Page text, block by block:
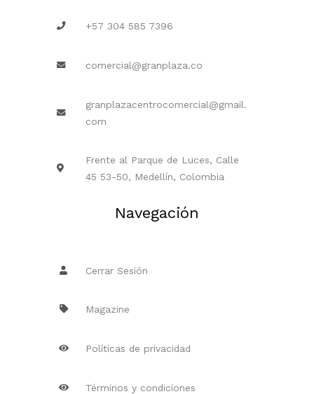
+57 304 585 7396
comercial@granplaza.co
granplazacentrocomercial@gmail.
com
Frente al Parque de Luces, Calle
45 53-50, Medellín, Colombia
Navegación
Cerrar Sesión
Magazine
Políticas de privacidad
Términos y condiciones